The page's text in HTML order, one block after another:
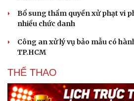
Bổ sung thẩm quyền xử phạt vi
nhiều chức danh
Công an xử lý vụ bảo mẫu có
TP.HCM
THỂ THAO